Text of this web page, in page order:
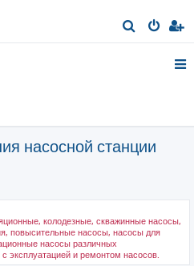
о
насосной станции
колодезные, скважинные насосы,
повысительные насосы, насосы для
насосы различных
эксплуатацией и ремонтом насосов.